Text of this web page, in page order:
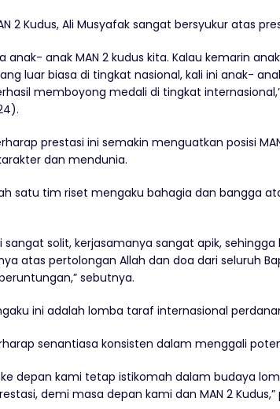
2 Kudus, Ali Musyafak sangat bersyukur atas
anak- anak MAN 2 kudus kita. Kalau kemarin
luar biasa di tingkat nasional, kali ini anak-
memboyong medali di tingkat
prestasi ini semakin menguatkan posisi
dan mendunia.
satu tim riset mengaku bahagia dan bangga
sangat solit, kerjasamanya sangat apik,
atas pertolongan Allah dan doa dari seluruh
sebutnya.
ini adalah lomba taraf internasional
senantiasa konsisten dalam menggali
ke depan kami tetap istikomah dalam budaya
demi masa depan kami dan MAN 2 Kudus,”